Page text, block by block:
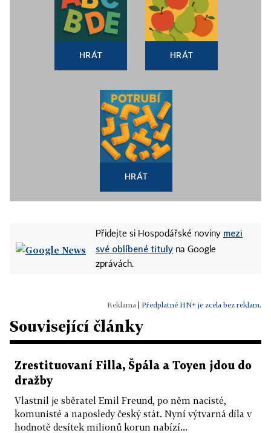
HRÁT HRÁT
HRÁT
Přidejte si Hospodářské noviny mezi
své oblíbené tituly na Google
zprávách.
Předplatné HN+ je zcela bez reklam.
Související články
Zrestituovaní Filla, Špála a Toyen jdou do
dražby
Vlastnil je sběratel Emil Freund, po něm nacisté,
komunisté a naposledy český stát. Nyní výtvarná díla v
hodnotě desítek milionů korun nabízí...